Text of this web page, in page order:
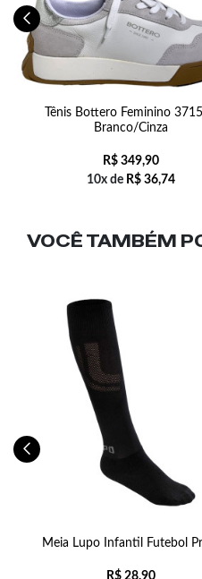
Tênis Bottero Feminino
Branco/Cinza
R$ 349,90
10x de R$ 36,74
VOCÊ TAMBÉM
Meia Lupo Infantil Futebol
R$ 28,90